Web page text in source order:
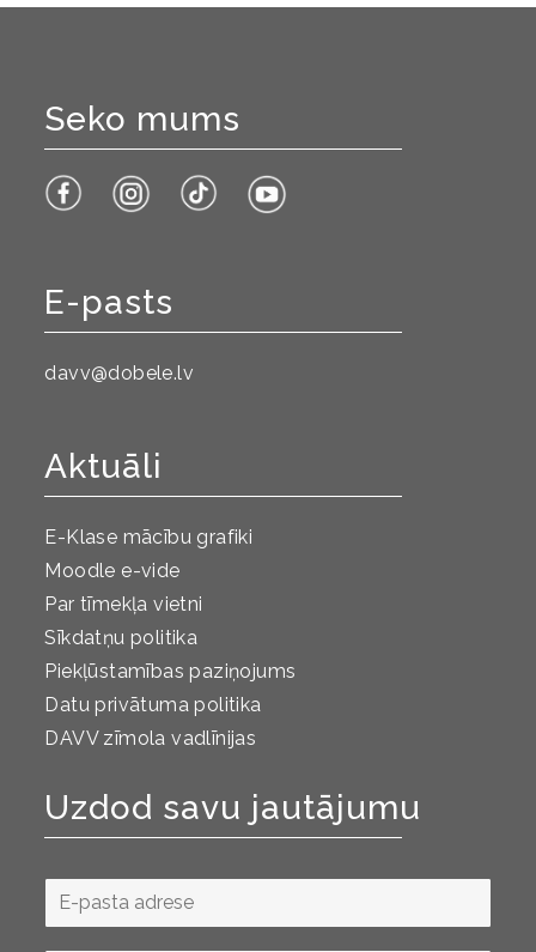
Seko mums
E-pasts
davv@dobele.lv
Aktuāli
E-Klase mācību grafiki
Moodle e-vide
Par tīmekļa vietni
Sīkdatņu politika
Piekļūstamības paziņojums
Datu privātuma politika
DAVV zīmola vadlīnijas
Uzdod savu jautājumu